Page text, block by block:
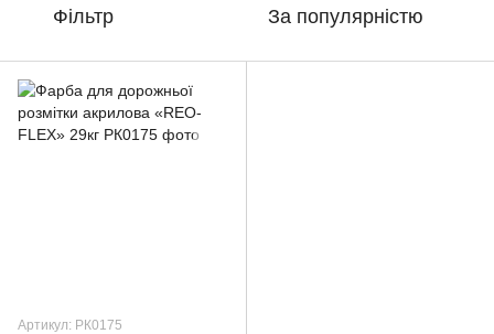
Фільтр За популярністю
Артикул: РК0175